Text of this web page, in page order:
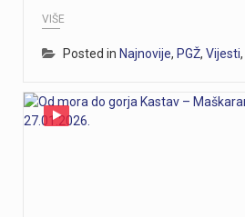
VIŠE
Posted in Najnovije, PGŽ, Vijesti,